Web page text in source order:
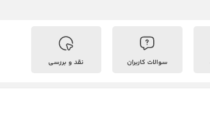
سوالات کاربران نقد و بررسی